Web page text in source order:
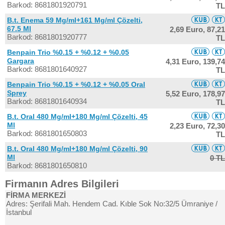
Barkod: 8681801920791
TL
B.t. Enema 59 Mg/ml+161 Mg/ml Çözelti,
67.5 Ml
Barkod: 8681801920777
2,69 Euro, 87,21
TL
Benpain Trio %0.15 + %0.12 + %0.05
Gargara
Barkod: 8681801640927
4,31 Euro, 139,74
TL
Benpain Trio %0.15 + %0.12 + %0.05 Oral
Sprey
Barkod: 8681801640934
5,52 Euro, 178,97
TL
B.t. Oral 480 Mg/ml+180 Mg/ml Çözelti, 45
Ml
Barkod: 8681801650803
2,23 Euro, 72,30
TL
B.t. Oral 480 Mg/ml+180 Mg/ml Çözelti, 90
Ml
Barkod: 8681801650810
0 TL
Firmanın Adres Bilgileri
FİRMA MERKEZİ
Adres: Şerifali Mah. Hendem Cad. Kıble Sok No:32/5 Ümraniye /
İstanbul